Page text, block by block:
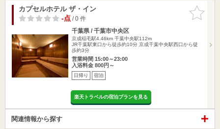
お気に入
りに追加
カプセルホテル ザ・イン
-点/ 0 件
千葉県 / 千葉市中央区
京成稲毛駅4.46km 千葉中央駅112m
JR千葉駅東口から徒歩約10分 京成千葉中央駅西口から徒
歩約3分
営業時間 15:00～23:00
入浴料金 800円～
日帰り 宿泊
楽天トラベルの宿泊プランを見る
関連情報から探す